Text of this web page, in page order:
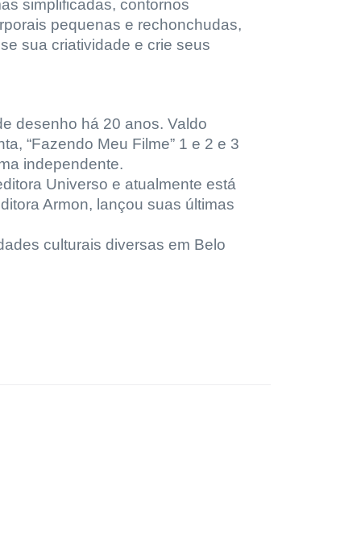
simplificadas, contornos
pequenas e rechonchudas,
sua criatividade e crie seus
desenho há 20 anos. Valdo
“Fazendo Meu Filme” 1 e 2 e 3
independente.
Universo e atualmente está
Armon, lançou suas últimas
culturais diversas em Belo